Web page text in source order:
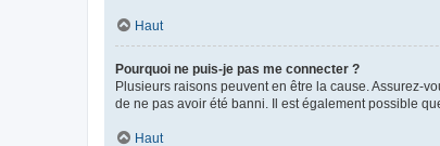
Haut
Pourquoi ne puis-je pas me connecter ?
Plusieurs raisons peuvent en être la cause. Assurez-
de ne pas avoir été banni. Il est également possible
Haut